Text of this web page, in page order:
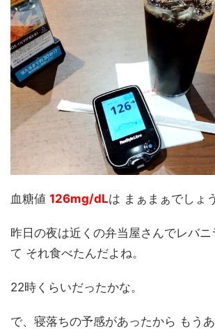
血糖値 126mg/dLは まぁまぁでしょ
昨日の夜は近くの弁当屋さんでレバニ
て それ食べたんだよね。
22時くらいだったかな。
で、寝落ちの予感があったから もうあ